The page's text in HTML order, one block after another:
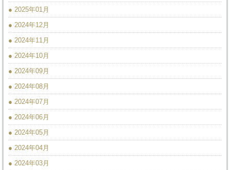
● 2025年01月
● 2024年12月
● 2024年11月
● 2024年10月
● 2024年09月
● 2024年08月
● 2024年07月
● 2024年06月
● 2024年05月
● 2024年04月
● 2024年03月